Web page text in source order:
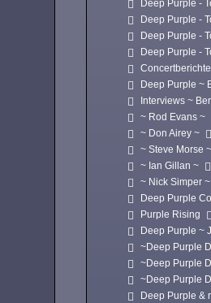
Deep Purple -
Deep Purple -
Deep Purple -
Deep Purple -
Deep Purple ~
Interviews ~
~ Rod Evans ~
~ Don Airey ~
~ Steve Morse ~
~ Ian Gillan ~
~ Nick Simper ~
Deep Purple
Purple Rising
Deep Purple ~
~Deep Purple
~Deep Purple
~Deep Purple
Deep Purple &